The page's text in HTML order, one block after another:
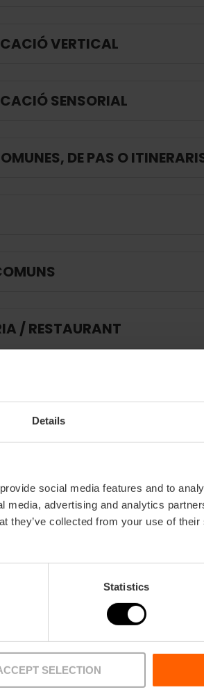
Details
social media features and to
media, advertising and analytics
they’ve collected from your use of
Statistics
SELECTION
VERTICAL
SENSORIAL
DE PAS O
/ RESTAURANT
CONTRA INCENDIS I
D'ANIMACIÓ